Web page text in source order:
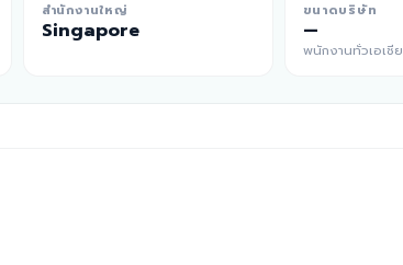
สำนักงานใหญ่
Singapore
ขนาดบริษัท
—
พนักงานทั่วเอเชีย